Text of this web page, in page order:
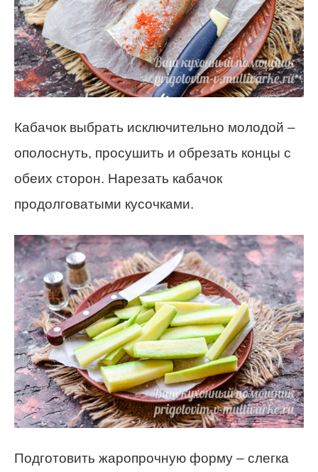
Кабачок выбрать исключительно молодой –
ополоснуть, просушить и обрезать концы с
обеих сторон. Нарезать кабачок
продолговатыми кусочками.
Подготовить жаропрочную форму – слегка